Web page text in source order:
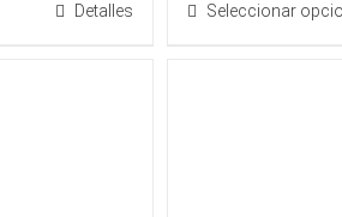
Detalles Seleccionar